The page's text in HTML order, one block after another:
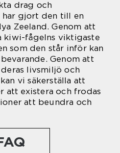
drag och
har gjort den till en
Zeeland. Genom att
kiwi-fågelns viktigaste
som den står inför kan
Genom att
livsmiljö och
vi säkerställa att
att existera och frodas
att beundra och